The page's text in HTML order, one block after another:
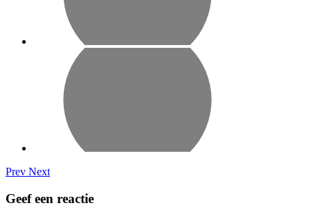
Prev Next
Geef een reactie